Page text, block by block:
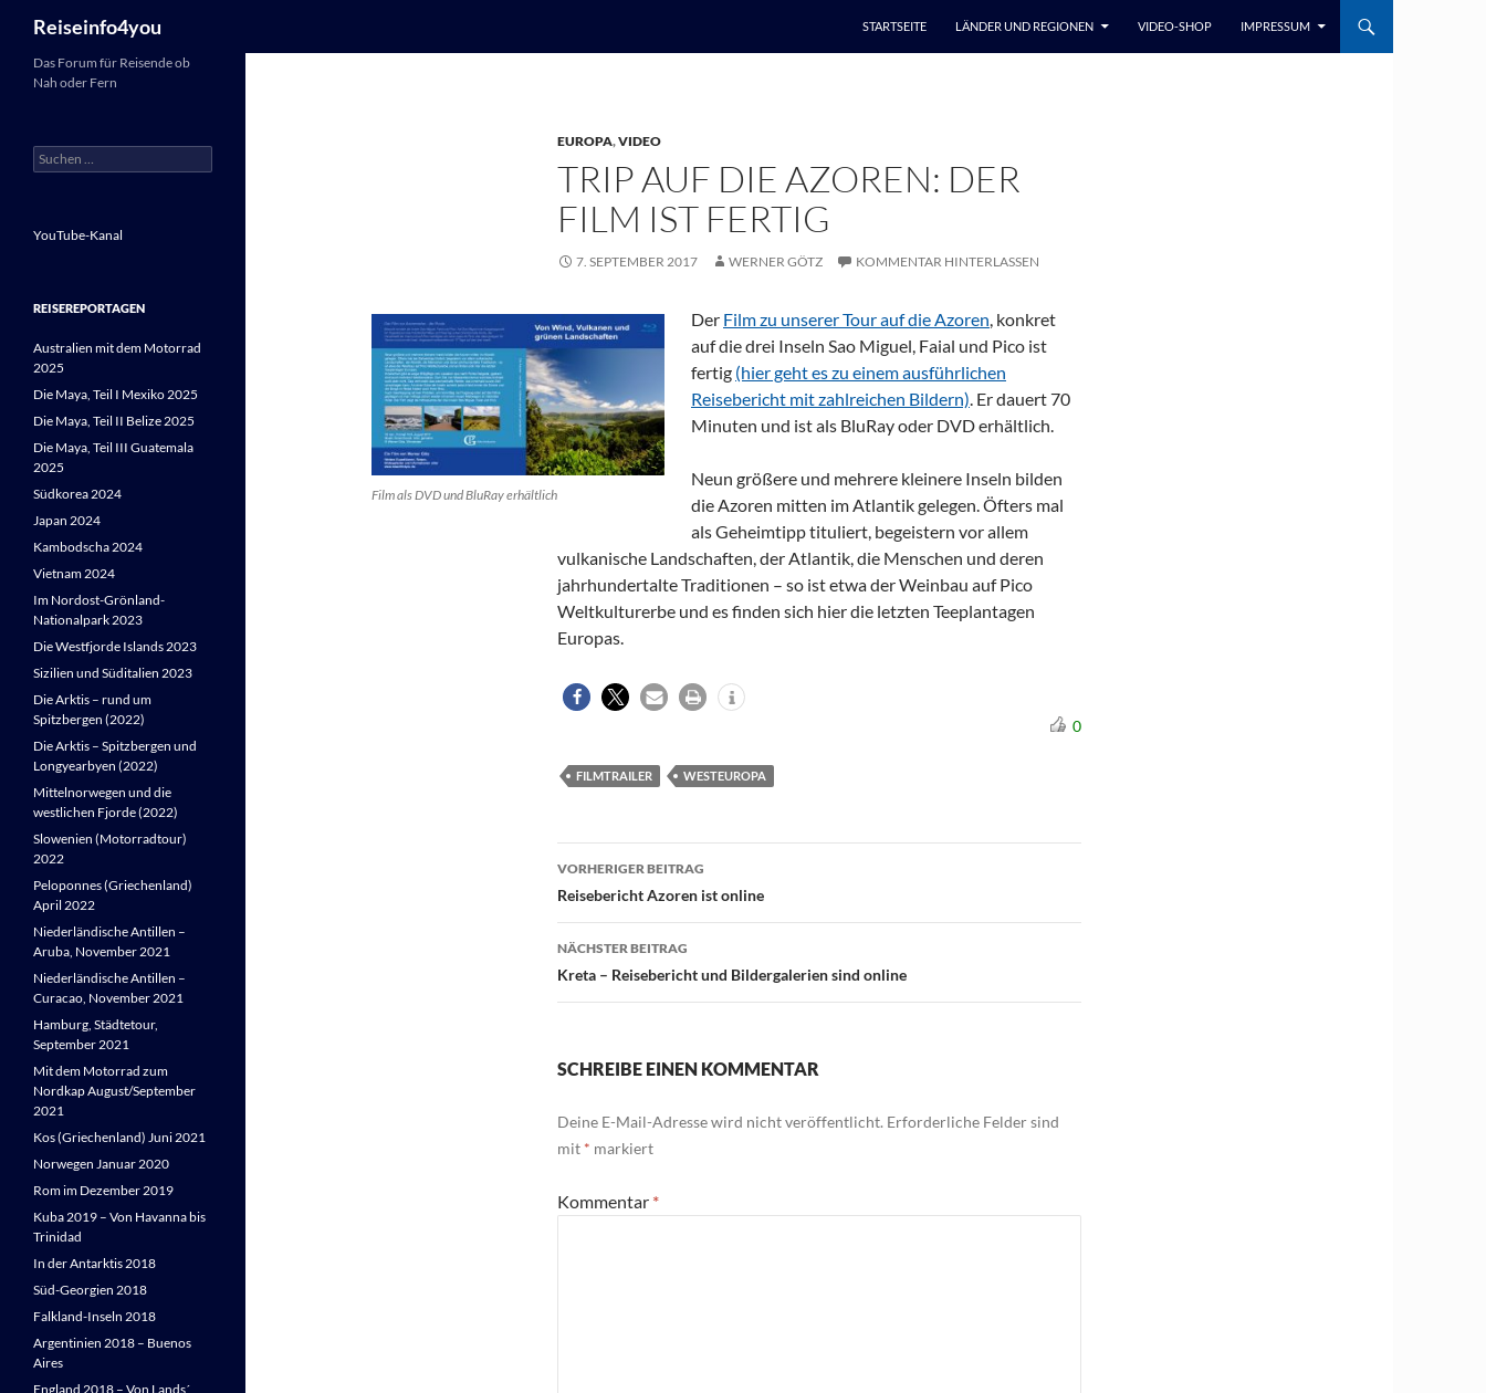
Inhalt
Reiseinfo4you STARTSEITE LÄNDER UND REGIONEN VIDEO-SHOP IMPRESSUM
EUROPA,VIDEO
TRIP AUF DIE AZOREN: DER
FILM IST FERTIG
7. SEPTEMBER 2017 WERNER GÖTZ KOMMENTAR HINTERLASSEN
Film als DVD und BluRay erhältlich
Der Film zu unserer Tour auf die Azoren, konkret
auf die drei Inseln Sao Miguel, Faial und Pico ist
fertig (hier geht es zu einem ausführlichen
Reisebericht mit zahlreichen Bildern). Er dauert 70
Minuten und ist als BluRay oder DVD erhältlich.
Neun größere und mehrere kleinere Inseln bilden
die Azoren mitten im Atlantik gelegen. Öfters mal
als Geheimtipp tituliert, begeistern vor allem
vulkanische Landschaften, der Atlantik, die Menschen und deren
jahrhundertalte Traditionen – so ist etwa der Weinbau auf Pico
Weltkulturerbe und es finden sich hier die letzten Teeplantagen
Europas.
0
FILMTRAILER WESTEUROPA
Beitragsnavigation
VORHERIGER BEITRAG
Reisebericht Azoren ist online
NÄCHSTER BEITRAG
Kreta – Reisebericht und Bildergalerien sind online
SCHREIBE EINEN KOMMENTAR
Deine E-Mail-Adresse wird nicht veröffentlicht. Erforderliche Felder sind
mit * markiert
Kommentar *
Das Forum für Reisende ob
Nah oder Fern
Suchen
nach:
YouTube-Kanal
REISEREPORTAGEN
Australien mit dem Motorrad
2025
Die Maya, Teil I Mexiko 2025
Die Maya, Teil II Belize 2025
Die Maya, Teil III Guatemala
2025
Südkorea 2024
Japan 2024
Kambodscha 2024
Vietnam 2024
Im Nordost-Grönland-
Nationalpark 2023
Die Westfjorde Islands 2023
Sizilien und Süditalien 2023
Die Arktis – rund um
Spitzbergen (2022)
Die Arktis – Spitzbergen und
Longyearbyen (2022)
Mittelnorwegen und die
westlichen Fjorde (2022)
Slowenien (Motorradtour)
2022
Peloponnes (Griechenland)
April 2022
Niederländische Antillen –
Aruba, November 2021
Niederländische Antillen –
Curacao, November 2021
Hamburg, Städtetour,
September 2021
Mit dem Motorrad zum
Nordkap August/September
2021
Kos (Griechenland) Juni 2021
Norwegen Januar 2020
Rom im Dezember 2019
Kuba 2019 – Von Havanna bis
Trinidad
In der Antarktis 2018
Süd-Georgien 2018
Falkland-Inseln 2018
Argentinien 2018 – Buenos
Aires
England 2018 – Von Lands´